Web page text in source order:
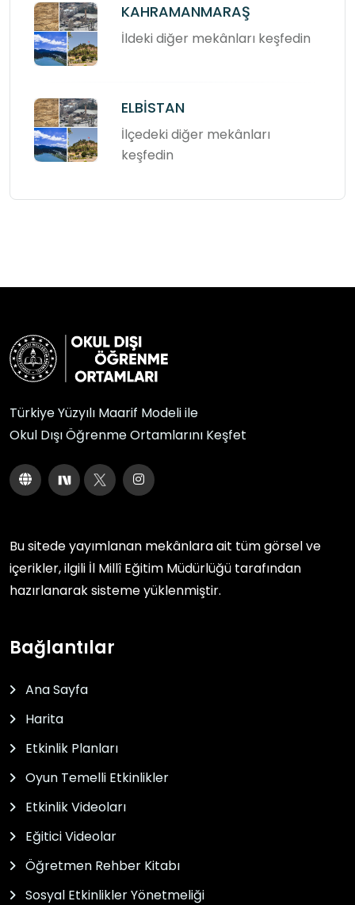
KAHRAMANMARAŞ
İldeki diğer mekânları keşfedin
ELBİSTAN
İlçedeki diğer mekânları
keşfedin
Türkiye Yüzyılı Maarif Modeli ile
Okul Dışı Öğrenme Ortamlarını Keşfet
Bu sitede yayımlanan mekânlara ait tüm görsel ve
içerikler, ilgili İl Millî Eğitim Müdürlüğü tarafından
hazırlanarak sisteme yüklenmiştir.
Bağlantılar
Ana Sayfa
Harita
Etkinlik Planları
Oyun Temelli Etkinlikler
Etkinlik Videoları
Eğitici Videolar
Öğretmen Rehber Kitabı
Sosyal Etkinlikler Yönetmeliği